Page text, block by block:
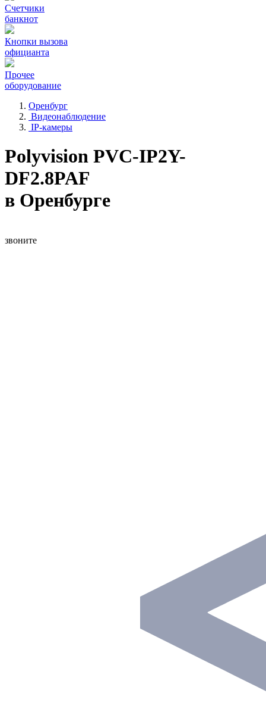
Счетчики
банкнот
Кнопки вызова
официанта
Прочее
оборудование
Оренбург
Видеонаблюдение
IP-камеры
Polyvision PVC-IP2Y-
DF2.8PAF
в Оренбурге
звоните